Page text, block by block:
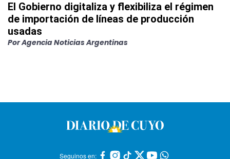
El Gobierno digitaliza y flexibiliza el régimen
de importación de líneas de producción
usadas
PorAgencia Noticias Argentinas
Seguinos en: